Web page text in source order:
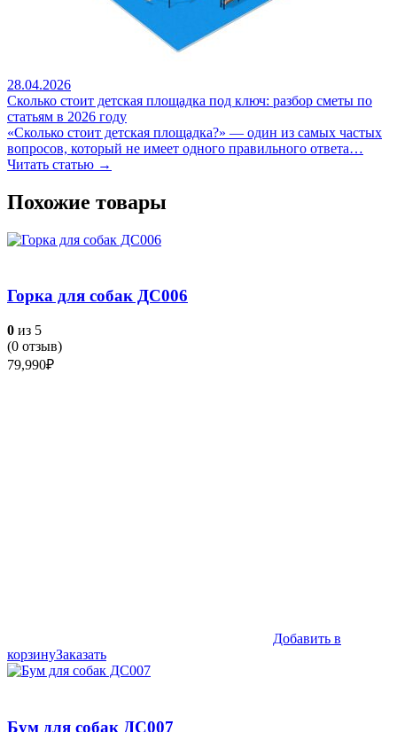
28.04.2026
Сколько стоит детская площадка под ключ: разбор сметы по
статьям в 2026 году
«Сколько стоит детская площадка?» — один из самых частых
вопросов, который не имеет одного правильного ответа…
Читать статью →
Похожие товары
Горка для собак ДС006
0 из 5
(0 отзыв)
79,990₽
Добавить в
корзинуЗаказать
Бум для собак ДС007